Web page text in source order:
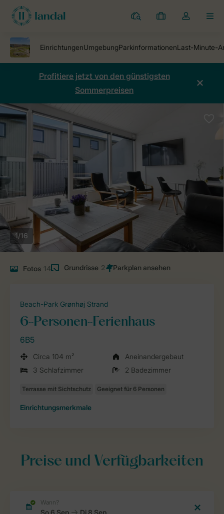
Ferienparks
Meine
Dropdown-
öffnen
Profitiere jetzt von den günstigsten
Sommerpreisen
1/16
Fotos 14 Grundrisse 2
Beach-Park Grønhøj Strand
6-Personen-Ferienhaus
6B5
Circa 104 m²
Aneinandergebaut
3 Schlafzimmer
2 Badezimmer
Einrichtungsmerkmale
Preise und Verfügbarkeiten